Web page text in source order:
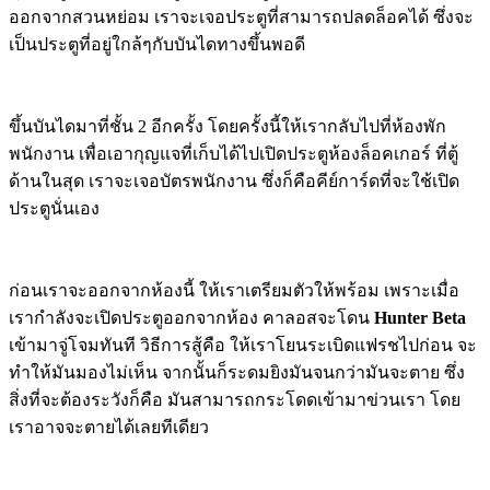
ออกจากสวนหย่อม เราจะเจอประตูที่สามารถปลดล็อคได้ ซึ่งจะ
เป็นประตูที่อยู่ใกล้ๆกับบันไดทางขึ้นพอดี
ขึ้นบันไดมาที่ชั้น 2 อีกครั้ง โดยครั้งนี้ให้เรากลับไปที่ห้องพัก
พนักงาน เพื่อเอากุญแจที่เก็บได้ไปเปิดประตูห้องล็อคเกอร์ ที่ตู้
ด้านในสุด เราจะเจอบัตรพนักงาน ซึ่งก็คือคีย์การ์ดที่จะใช้เปิด
ประตูนั่นเอง
ก่อนเราจะออกจากห้องนี้ ให้เราเตรียมตัวให้พร้อม เพราะเมื่อ
เรากำลังจะเปิดประตูออกจากห้อง คาลอสจะโดน Hunter Beta
เข้ามาจู่โจมทันที วิธีการสู้คือ ให้เราโยนระเบิดแฟรชไปก่อน จะ
ทำให้มันมองไม่เห็น จากนั้นก็ระดมยิงมันจนกว่ามันจะตาย ซึ่ง
สิ่งที่จะต้องระวังก็คือ มันสามารถกระโดดเข้ามาข่วนเรา โดย
เราอาจจะตายได้เลยทีเดียว